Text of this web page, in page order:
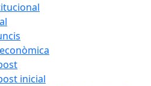
inicial